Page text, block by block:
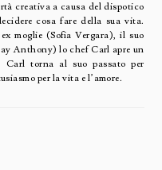
creativa a causa del dispotico
cosa fare della sua vita.
moglie (Sofia Vergara), il suo
Anthony) lo chef Carl apre un
Carl torna al suo passato per
per la vita e l’amore.